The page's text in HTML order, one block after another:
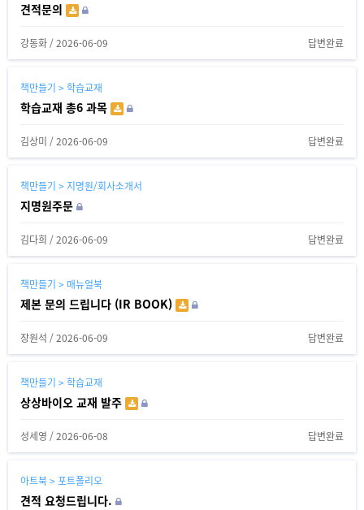
견적문의
강동화/2026-06-09 답변완료
책만들기 > 학습교재
학습교재 총6 과목
김상미 /2026-06-09 답변완료
책만들기 > 지명원/회사소개서
지명원주문
김다희 /2026-06-09 답변완료
책만들기 > 매뉴얼북
제본 문의 드립니다 (IR BOOK)
장원석 /2026-06-09 답변완료
책만들기 > 학습교재
상상바이오 교재 발주
성세영 /2026-06-08 답변완료
아트북 > 포트폴리오
견적 요청드립니다.